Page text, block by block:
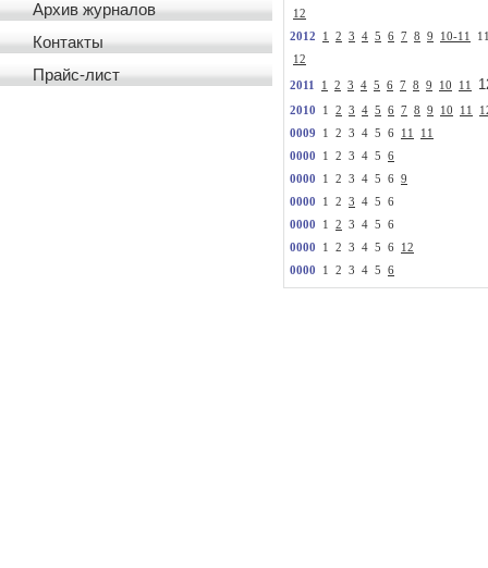
Архив журналов
Контакты
Прайс-лист
12
2012
1 2 3 4 5 6 7 8 9 10-11
12
2011 1 2 3 4 5 6 7 8 9 10 11
2010 1 2 3 4 5 6 7 8 9 10 11
0009 1 2 3 4 5 6 11
11
0000 1 2 3 4 5 6
0000 1 2 3 4 5 6 9
0000 1 2 3 4 5 6
0000 1 2 3 4 5 6
0000 1 2 3 4 5 6 12
0000 1 2 3 4 5 6